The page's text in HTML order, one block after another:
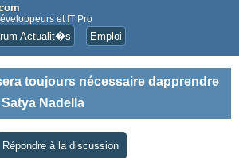
et IT Pro
Actualit�s Emploi
toujours nécessaire dapprendre
Satya Nadella
Répondre à la discussion